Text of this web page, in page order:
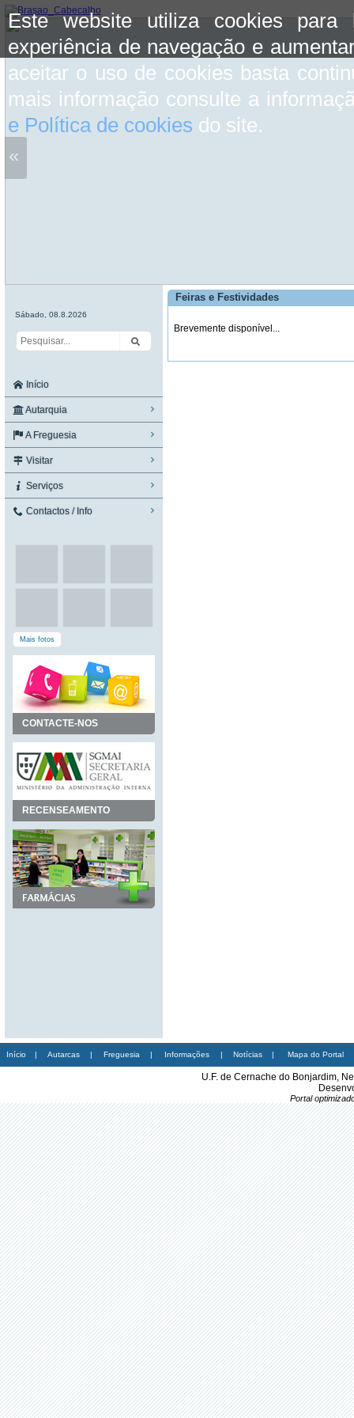
Este website utiliza cookies para
experiência de navegação e
aceitar o uso de cookies basta
mais informação consulte a
e Política de cookies do site.
«
Sábado, 08.8.2026
Início
Autarquia
A Freguesia
Visitar
Serviços
Contactos / Info
Mais fotos
CONTACTE-NOS
RECENSEAMENTO
Feiras e Festividades
Brevemente disponível...
Início | Autarcas | Freguesia | Informações | Notícias | Mapa do Portal
U.F. de Cernache do Bonjardim,
Portal